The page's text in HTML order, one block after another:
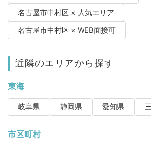
名古屋市中村区 × 人気エリア
名古屋市中村区 × WEB面接可
近隣のエリアから探す
東海
岐阜県 静岡県 愛知県
市区町村